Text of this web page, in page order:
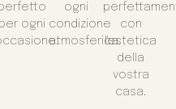
per ogni
ogni
condizione
atmosferica.
con
l'estetica
della
vostra
casa.